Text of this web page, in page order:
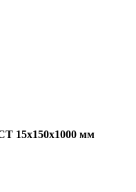
15х150х1000 мм